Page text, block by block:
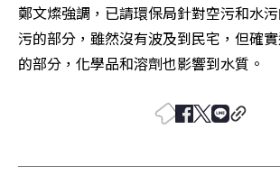
鄭文燦強調，已請環保局針對空污和水
污的部分，雖然沒有波及到民宅，但確
的部分，化學品和溶劑也影響到水質。